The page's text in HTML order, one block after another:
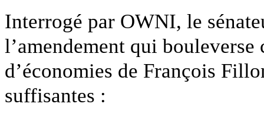
Interrogé par OWNI, le
l’amendement qui
d’économies de François
suffisantes :